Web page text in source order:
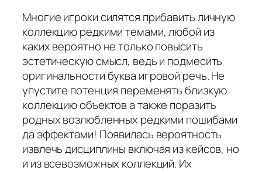
Многие игроки силятся прибавить личную
коллекцию редкими темами, любой из
каких вероятно не только повысить
эстетическую смысл, ведь и подмесить
оригинальности буква игровой речь. Не
упустите потенция переменять близкую
коллекцию объектов а также поразить
родных возлюбленных редкими пошибами
да эффектами! Появилась вероятность
извлечь дисциплины включая из кейсов, но
и из всевозможных коллекций. Их